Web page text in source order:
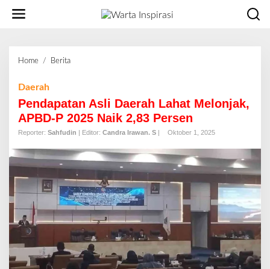
Home / Berita
a
p
a
a
n
A
s
l
i
D
a
e
Daerah
Pendapatan Asli Daerah Lahat Melonjak,
APBD-P 2025 Naik 2,83 Persen
Reporter: Sahfudin | Editor: Candra Irawan. S | Oktober 1, 2025